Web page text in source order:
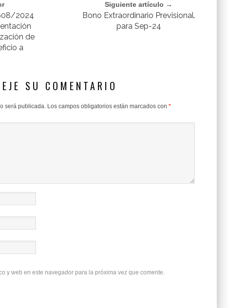
2024
de
a
Siguiente artículo →
Bono Extraordinario Previsional.
para Sep-24
SU COMENTARIO
será publicada. Los campos obligatorios están marcados con *
y web en este navegador para la próxima vez que comente.